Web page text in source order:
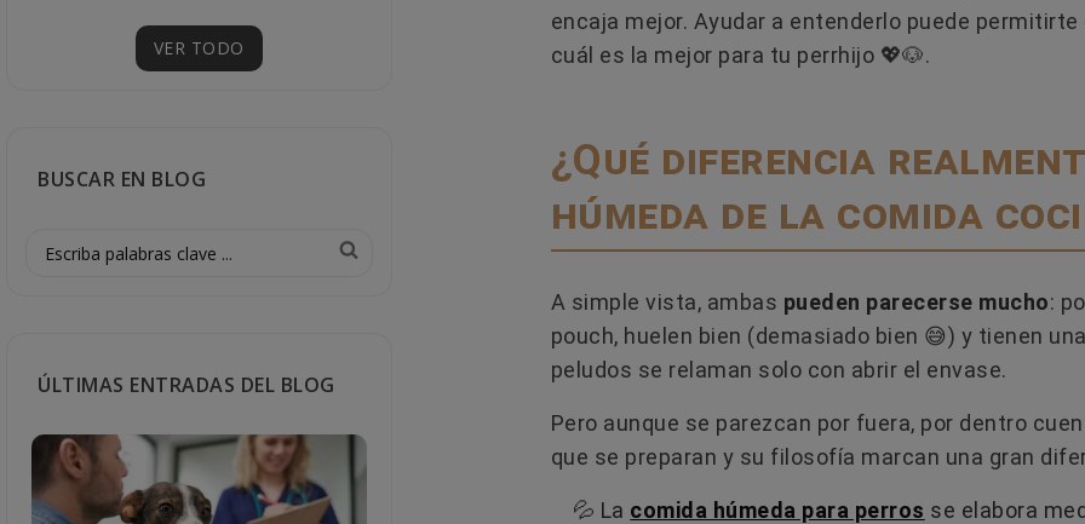
VER TODO
BUSCAR EN BLOG
ÚLTIMAS ENTRADAS DEL BLOG
encaja mejor. Ayudar a entenderlo puede
cuál es la mejor para tu perrhijo 💖🐶.
¿Qué diferencia
húmeda de la comida
A simple vista, ambas pueden parecerse mucho:
pouch, huelen bien (demasiado bien 😅) y tienen
peludos se relaman solo con abrir el envase.
Pero aunque se parezcan por fuera, por dentro
que se preparan y su filosofía marcan una gran
💦 La comida húmeda para perros se elabora